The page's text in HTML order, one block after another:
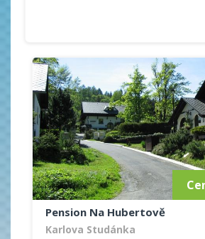
Ubytování je vhodné jak pro
apartmánech, které disponují
koupelnou s toaletou. Součástí
televizor nebo internetové připojení.
Pension Na Hubertově
Karlova Studánka